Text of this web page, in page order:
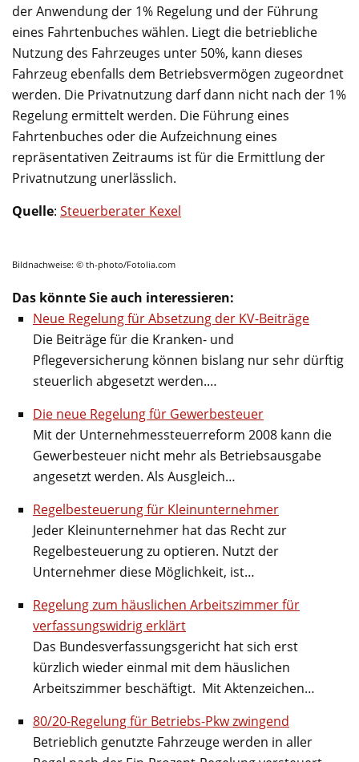
der Anwendung der 1% Regelung und der Führung
eines Fahrtenbuches wählen. Liegt die betriebliche
Nutzung des Fahrzeuges unter 50%, kann dieses
Fahrzeug ebenfalls dem Betriebsvermögen zugeordnet
werden. Die Privatnutzung darf dann nicht nach der 1%
Regelung ermittelt werden. Die Führung eines
Fahrtenbuches oder die Aufzeichnung eines
repräsentativen Zeitraums ist für die Ermittlung der
Privatnutzung unerlässlich.
Quelle: Steuerberater Kexel
Bildnachweise: © th-photo/Fotolia.com
Das könnte Sie auch interessieren:
Neue Regelung für Absetzung der KV-Beiträge
Die Beiträge für die Kranken- und
Pflegeversicherung können bislang nur sehr dürftig
steuerlich abgesetzt werden.…
Die neue Regelung für Gewerbesteuer
Mit der Unternehmessteuerreform 2008 kann die
Gewerbesteuer nicht mehr als Betriebsausgabe
angesetzt werden. Als Ausgleich…
Regelbesteuerung für Kleinunternehmer
Jeder Kleinunternehmer hat das Recht zur
Regelbesteuerung zu optieren. Nutzt der
Unternehmer diese Möglichkeit, ist…
Regelung zum häuslichen Arbeitszimmer für
verfassungswidrig erklärt
Das Bundesverfassungsgericht hat sich erst
kürzlich wieder einmal mit dem häuslichen
Arbeitszimmer beschäftigt. Mit Aktenzeichen…
80/20-Regelung für Betriebs-Pkw zwingend
Betrieblich genutzte Fahrzeuge werden in aller